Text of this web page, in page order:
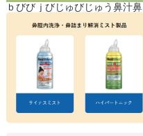
ｂびびｊびじゅびじゅう鼻汁鼻